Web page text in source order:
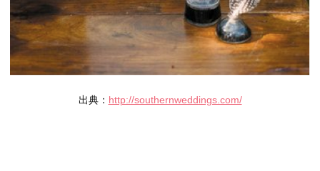
出典： http://southernweddings.com/